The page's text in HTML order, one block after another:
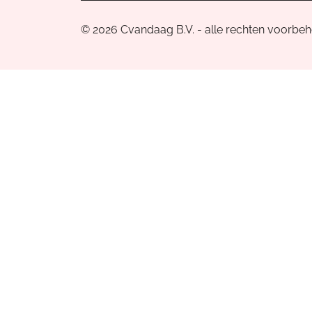
© 2026 Cvandaag B.V. - alle rechten